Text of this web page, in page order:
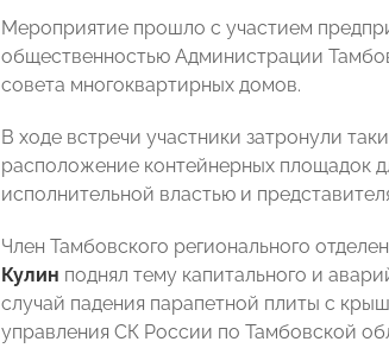
Мероприятие прошло с участием
общественностью Администрации
совета многоквартирных домов.
В ходе встречи участники затронули
расположение контейнерных площадок
исполнительной властью и
Член Тамбовского регионального
Кулин поднял тему капитального и
случай падения парапетной плиты с
управления СК России по Тамбовской